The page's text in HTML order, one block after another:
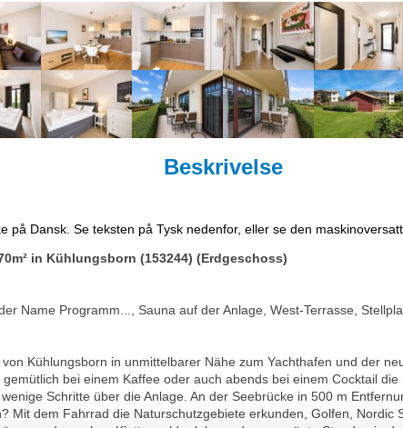
Beskrivelse
på Dansk. Se teksten på Tysk nedenfor, eller se den
in Kühlungsborn (153244) (Erdgeschoss)
Name Programm..., Sauna auf der Anlage, West-Terrasse,
Kühlungsborn in unmittelbarer Nähe zum Yachthafen und der
bei einem Kaffee oder auch abends bei einem Cocktail die
Schritte über die Anlage. An der Seebrücke in 500 m
Mit dem Fahrrad die Naturschutzgebiete erkunden, Golfen, Nordic